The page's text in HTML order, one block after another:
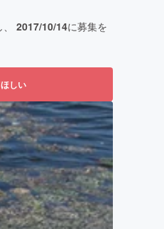
2017/10/14に募集を
しい